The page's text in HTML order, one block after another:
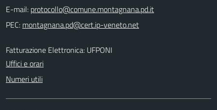
E-mail:
PEC:
Fatturazione Elettronica: UFPONI
Uffici e orari
Numeri utili